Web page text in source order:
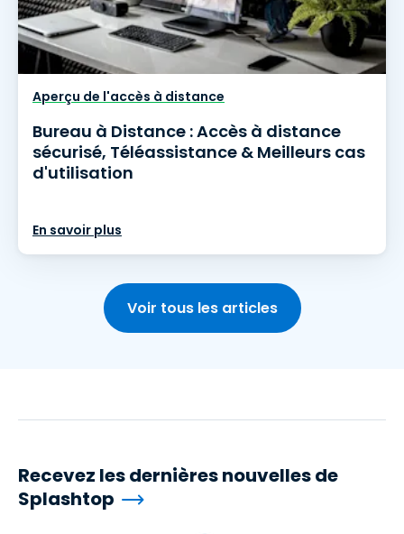
Aperçu de l'accès à distance
Bureau à Distance : Accès à distance
sécurisé, Téléassistance & Meilleurs cas
d'utilisation
En savoir plus
Voir tous les articles
Recevez les dernières nouvelles de
Splashtop